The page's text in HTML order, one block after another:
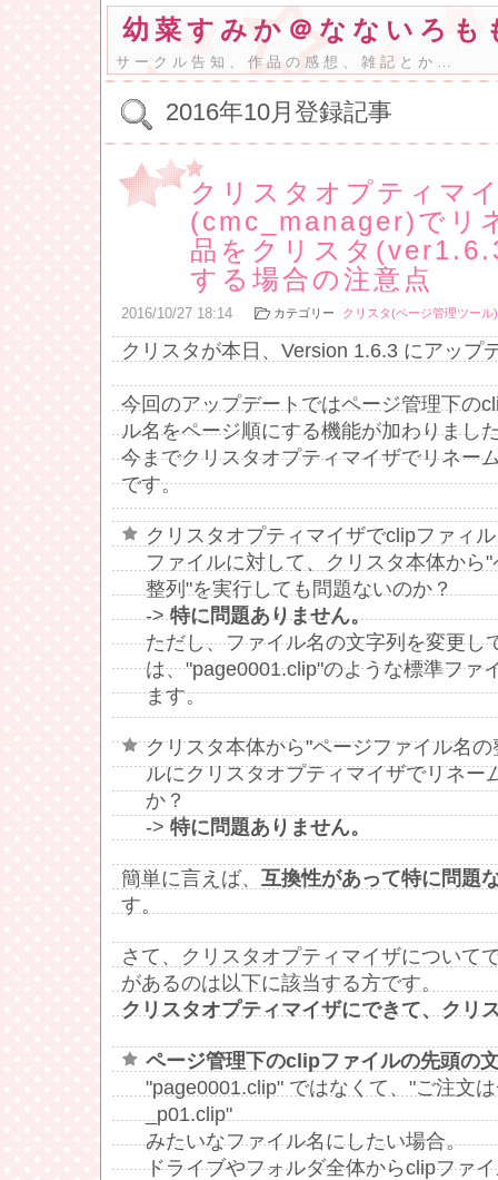
幼菜すみか＠なないろも
サークル告知、作品の感想、雑記とか…
2016年10月登録記事
クリスタオプティマ
(cmc_manager)でリ
品をクリスタ
する場合の注意点
2016/10/27 18:14 カテゴリー クリスタ(ページ管理ツール)
クリスタが本日、Version 1.6.3 にアップ
今回のアップデートではページ管理下の
ル名をページ順にする機能が加わりまし
今までクリスタオプティマイザでリネー
です。
クリスタオプティマイザでclipファィ
ファイルに対して、クリスタ本体から
整列"を実行しても問題ないのか？
->特に問題ありません。
ただし、ファイル名の文字列を変更し
は、"page0001.clip"のような標準ファ
ます。
クリスタ本体から"ページファイル名
ルにクリスタオプティマイザでリネー
か？
-> 特に問題ありません。
簡単に言えば、 互換性があって特に問題
す。
さて、クリスタオプティマイザについて
があるのは以下に該当する方です。
クリスタオプティマイザにできて、クリ
ページ管理下のclipファイルの先頭の
"page0001.clip" ではなくて、"ご注文
_p01.clip"
みたいなファイル名にしたい場合。
ドライブやフォルダ全体からclipファ